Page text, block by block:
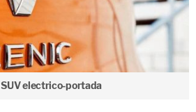
SUV electrico-portada